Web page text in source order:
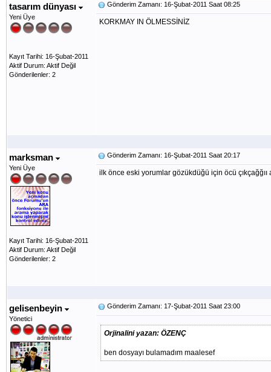
tasarım dünyası
Yeni Üye
Kayıt Tarihi: 16-Şubat-2011
Aktif Durum: Aktif Değil
Gönderilenler: 2
Gönderim Zamanı: 16-Şubat-2011 Saat 08:25
KORKMAY IN ÖLMESSİNİZ
marksman
Yeni Üye
Kayıt Tarihi: 16-Şubat-2011
Aktif Durum: Aktif Değil
Gönderilenler: 2
Gönderim Zamanı: 16-Şubat-2011 Saat 20:17
ilk önce eski yorumlar gözükdüğü için öcü çıkçağğıı
gelisenbeyin
Yönetici
Gönderim Zamanı: 17-Şubat-2011 Saat 23:00
Orjinalini yazan: ÖZENÇ
ben dosyayı bulamadım maalesef